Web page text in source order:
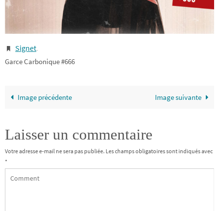
Signet.
Garce Carbonique #666
Image précédente Image suivante
Laisser un commentaire
Votre adresse e-mail ne sera pas publiée. Les champs obligatoires sont indiqués avec
*